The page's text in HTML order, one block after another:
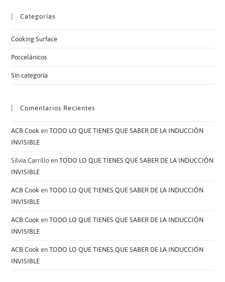
Categorías
Cooking Surface
Porcelánicos
Sin categoría
Comentarios Recientes
ACB Cook enTODO LO QUE TIENES QUE SABER DE LA INDUCCIÓN
INVISIBLE
Silvia Carrillo enTODO LO QUE TIENES QUE SABER DE LA INDUCCIÓN
INVISIBLE
ACB Cook enTODO LO QUE TIENES QUE SABER DE LA INDUCCIÓN
INVISIBLE
ACB Cook enTODO LO QUE TIENES QUE SABER DE LA INDUCCIÓN
INVISIBLE
ACB Cook enTODO LO QUE TIENES QUE SABER DE LA INDUCCIÓN
INVISIBLE